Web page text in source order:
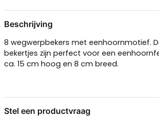
Beschrijving
8 wegwerpbekers met eenhoornmotief.
bekertjes zijn perfect voor een
ca. 15 cm hoog en 8 cm breed.
Stel een productvraag